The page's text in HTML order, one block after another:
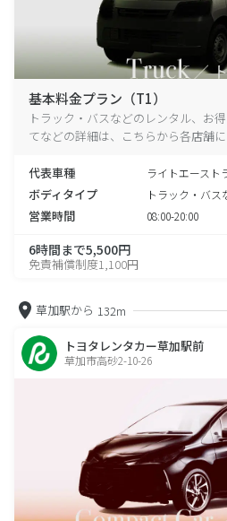
基本料金プラン（T1）
トラック・バスなどのレンタル、お
てなどの詳細は、こちらから各店舗に
代表車種 ライトエースト
ボディタイプ トラック・バス
営業時間 08:00-20:00
6時間まで5,500円
免責補償制度1,100円
草加駅から 132m
トヨタレンタカー草加駅前
草加市高砂2-10-26